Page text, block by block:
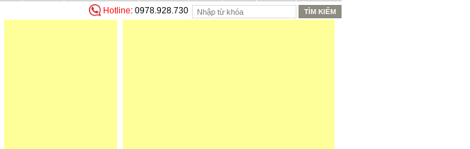
Hotline: 0978.928.730